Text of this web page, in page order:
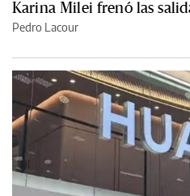
Karina Milei frenó las
Pedro Lacour